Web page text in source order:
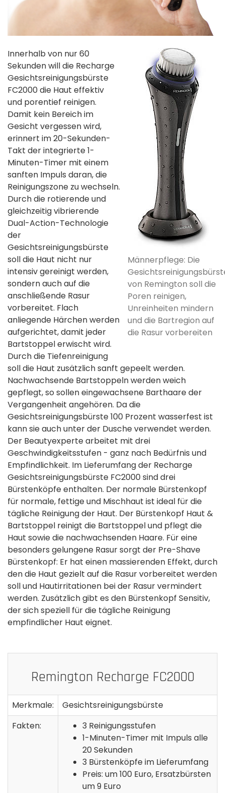
Männerpflege: Die
von Remington soll die
Poren reinigen,
Unreinheiten mindern
und die Bartregion auf
die Rasur vorbereiten
Innerhalb von nur 60
Sekunden will die Recharge
Gesichtsreinigungsbürste
FC2000 die Haut effektiv
und porentief reinigen.
Damit kein Bereich im
Gesicht vergessen wird,
erinnert im 20-Sekunden-
Takt der integrierte 1-
Minuten-Timer mit einem
sanften Impuls daran, die
Reinigungszone zu wechseln.
Durch die rotierende und
gleichzeitig vibrierende
Dual-Action-Technologie
der
Gesichtsreinigungsbürste
soll die Haut nicht nur
intensiv gereinigt werden,
sondern auch auf die
anschließende Rasur
vorbereitet. Flach
anliegende Härchen werden
aufgerichtet, damit jeder
Bartstoppel erwischt wird.
Durch die Tiefenreinigung
soll die Haut zusätzlich sanft gepeelt werden.
Nachwachsende Bartstoppeln werden weich
gepflegt, so sollen eingewachsene Barthaare der
Vergangenheit angehören. Da die
Gesichtsreinigungsbürste 100 Prozent wasserfest ist
kann sie auch unter der Dusche verwendet werden.
Der Beautyexperte arbeitet mit drei
Geschwindigkeitsstufen - ganz nach Bedürfnis und
Empfindlichkeit. Im Lieferumfang der Recharge
Gesichtsreinigungsbürste FC2000 sind drei
Bürstenköpfe enthalten. Der normale Bürstenkopf
für normale, fettige und Mischhaut ist ideal für die
tägliche Reinigung der Haut. Der Bürstenkopf Haut &
Bartstoppel reinigt die Bartstoppel und pflegt die
Haut sowie die nachwachsenden Haare. Für eine
besonders gelungene Rasur sorgt der Pre-Shave
Bürstenkopf: Er hat einen massierenden Effekt, durch
den die Haut gezielt auf die Rasur vorbereitet werden
soll und Hautirritationen bei der Rasur vermindert
werden. Zusätzlich gibt es den Bürstenkopf Sensitiv,
der sich speziell für die tägliche Reinigung
empfindlicher Haut eignet.
Remington Recharge FC2000
Merkmale:
Gesichtsreinigungsbürste
Fakten:
3 Reinigungsstufen
1-Minuten-Timer mit Impuls alle
20 Sekunden
3 Bürstenköpfe im Lieferumfang
Preis: um 100 Euro, Ersatzbürsten
um 9 Euro